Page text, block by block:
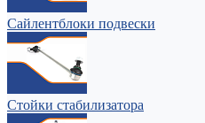
Сайлентблоки подвески
Стойки стабилизатора